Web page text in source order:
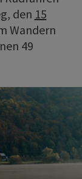
, den 15
Wandern
49